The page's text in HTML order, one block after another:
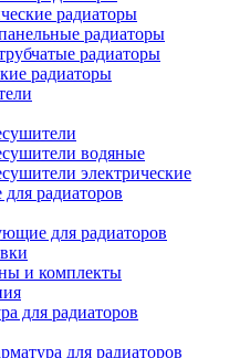
радиаторы
радиаторы
радиаторы
радиаторы
водяные
электрические
радиаторов
для радиаторов
и комплекты
для радиаторов
для радиаторов